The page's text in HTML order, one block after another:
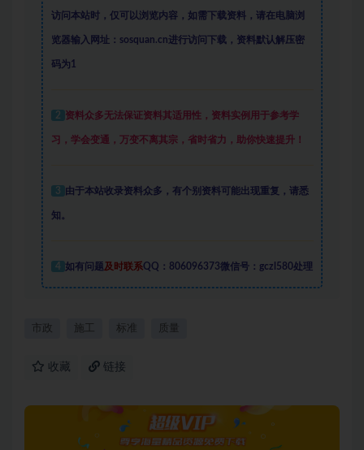
访问本站时，仅可以浏览内容，如需下载资料，请在电脑浏
览器输入网址：sosquan.cn进行访问下载， 资料默认解压密
码为1
2 资料众多无法保证资料其适用性，资料实例 用于参考学
习，学会变通，万变不离其宗，省时省力，助你快速提升！
3 由于本站收录资料众多，有个别资料可能出现重复，请悉
知。
4 如有问题及时联系QQ：806096373微信号：gczl580处理
市政 施工 标准 质量
收藏 链接